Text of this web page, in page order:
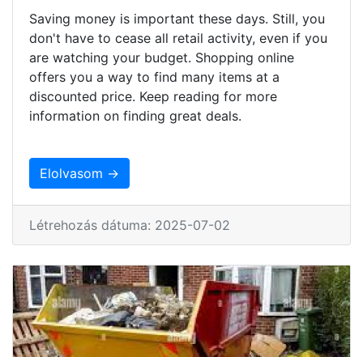
Saving money is important these days. Still, you
don't have to cease all retail activity, even if you
are watching your budget. Shopping online
offers you a way to find many items at a
discounted price. Keep reading for more
information on finding great deals.
Elolvasom →
Létrehozás dátuma: 2025-07-02